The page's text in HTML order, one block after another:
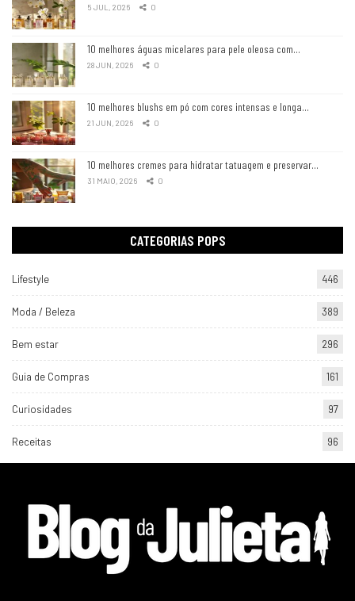
5 JUL, 2026 0
10 melhores águas micelares para pele oleosa com…
28 JUN, 2026 0
10 melhores blushs em pó com cores intensas e longa…
21 JUN, 2026 0
10 melhores cremes para hidratar tatuagem e preservar…
31 MAIO, 2026 0
CATEGORIAS POPS
Lifestyle 446
Moda / Beleza 389
Bem estar 296
Guia de Compras 161
Curiosidades 97
Receitas 96